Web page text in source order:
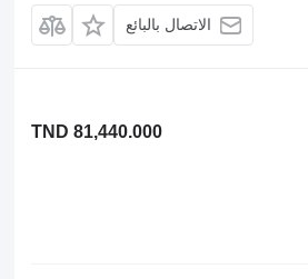
الاتصال بالبائع
TND 81,440.000